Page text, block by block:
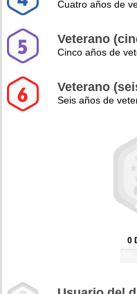
Cuatro años de
Veterano
Cinco años de
Veterano
Seis años de
0